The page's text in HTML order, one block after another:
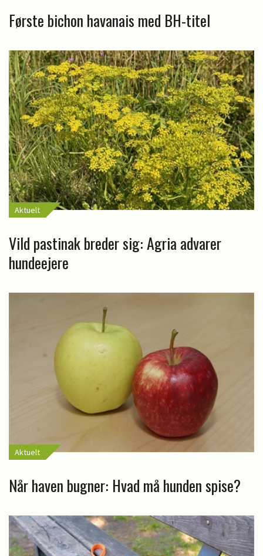
Første bichon havanais med BH-titel
Aktuelt
Vild pastinak breder sig: Agria advarer
hundeejere
Aktuelt
Når haven bugner: Hvad må hunden spise?